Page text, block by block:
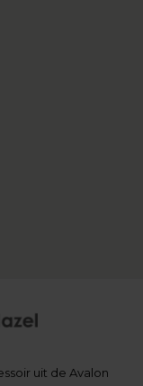
uit de Avalon